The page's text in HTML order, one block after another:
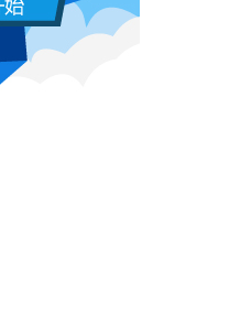
人抢一个活，
是演员董子健，有
很空。"刘昊然在台
动火热进行中
下活动 “小猪